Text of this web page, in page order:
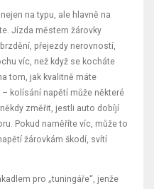
na typu, ale hlavně na
Jízda městem žárovky
přejezdy nerovností,
víc, než když se kocháte
tom, jak kvalitně máte
kolísání napětí může některé
změřit, jestli auto dobíjí
Pokud naměříte víc, může to
žárovkám škodí, svítí
pro „tuningáře“, jenže